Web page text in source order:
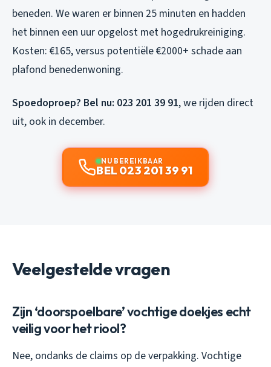
beneden. We waren er binnen 25 minuten en hadden
het binnen een uur opgelost met hogedrukreiniging.
Kosten: €165, versus potentiële €2000+ schade aan
plafond benedenwoning.
Spoedoproep? Bel nu: 023 201 39 91, we rijden direct
uit, ook in december.
NU BEREIKBAAR
BEL 023 201 39 91
Veelgestelde vragen
Zijn ‘doorspoelbare’ vochtige doekjes echt
veilig voor het riool?
Nee, ondanks de claims op de verpakking. Vochtige